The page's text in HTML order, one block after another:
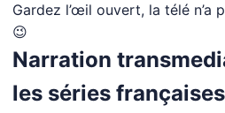
Gardez l’œil ouvert, la télé n’a
😉
Narration
les séries